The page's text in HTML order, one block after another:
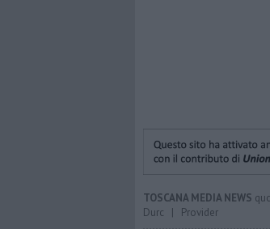
TOSCANA MEDIA NEWS
Durc | Provider